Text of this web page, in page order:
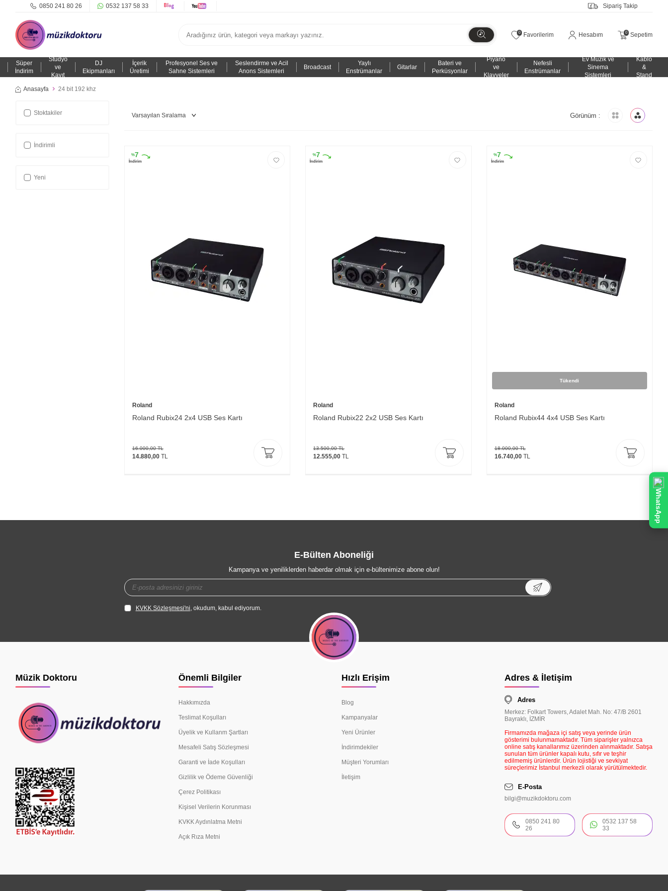
0850 241 80 26 0532 137 58 33 Sipariş Takip
0 Favorilerim Hesabım 0 Sepetim
Süper
İndirim
Stüdyo
ve
Kayıt
DJ
Ekipmanları
İçerik
Üretimi
Profesyonel Ses ve
Sahne Sistemleri
Seslendirme ve Acil
Anons Sistemleri
Broadcast
Yaylı
Enstrümanlar
Gitarlar
Bateri ve
Perküsyonlar
Piyano
ve
Klavyeler
Nefesli
Enstrümanlar
Ev Müzik ve
Sinema
Sistemleri
Kablo
&
Stand
Anasayfa
24 bit 192 khz
Stoktakiler
İndirimli
Yeni
Görünüm :
%7
İndirim
Roland
Roland Rubix24 2x4 USB Ses Kartı
16.000,00TL
14.880,00TL
%7
İndirim
Roland
Roland Rubix22 2x2 USB Ses Kartı
13.500,00TL
12.555,00 TL
%7
İndirim
Tükendi
Roland
Roland Rubix44 4x4 USB Ses Kartı
18.000,00TL
16.740,00TL
E-Bülten Aboneliği
Kampanya ve yeniliklerden haberdar olmak için e-bültenimize abone olun!
KVKK Sözleşmesi'ni , okudum, kabul ediyorum.
Müzik Doktoru Önemli Bilgiler
Hakkımızda
Teslimat Koşulları
Üyelik ve Kullanm Şartları
Mesafeli Satış Sözleşmesi
Garanti ve İade Koşulları
Gizlilik ve Ödeme Güvenliği
Çerez Politikası
Kişisel Verilerin Korunması
KVKK Aydınlatma Metni
Açık Rıza Metni
Hızlı Erişim
Blog
Kampanyalar
Yeni Ürünler
İndirimdekiler
Müşteri Yorumları
İletişim
Adres & İletişim
Adres
Merkez: Folkart Towers, Adalet Mah. No: 47/B 2601
Bayraklı, İZMİR
Firmamızda mağaza içi satış veya yerinde ürün
gösterimi bulunmamaktadır. Tüm siparişler yalnızca
online satış kanallarımız üzerinden alınmaktadır. Satışa
sunulan tüm ürünler kapalı kutu, sıfır ve teşhir
edilmemiş ürünlerdir. Ürün lojistiği ve sevkiyat
süreçlerimiz İstanbul merkezli olarak yürütülmektedir.
E-Posta
bilgi@muzikdoktoru.com
0850 241 80
26
0532 137 58
33
WhatsApp